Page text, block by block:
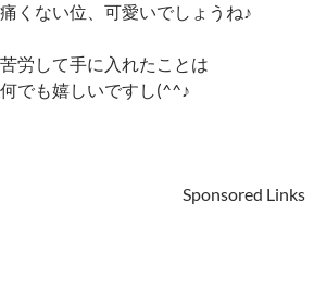
痛くない位、可愛いでしょうね♪
苦労して手に入れたことは
何でも嬉しいですし(^^♪
Sponsored Links